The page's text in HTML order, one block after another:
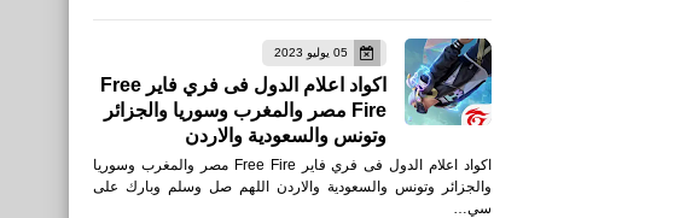
05 يوليو 2023
اكواد اعلام الدول فى فري فاير Free
Fire مصر والمغرب وسوريا والجزائر
وتونس والسعودية والاردن
اكواد اعلام الدول فى فري فاير Free Fire مصر والمغرب وسوريا
والجزائر وتونس والسعودية والاردن اللهم صل وسلم وبارك على
سي…
العاب
تحميل لعبة BiBi World
للأيفون والأندرويد APK شبيهه
فال غايز Fall Guys